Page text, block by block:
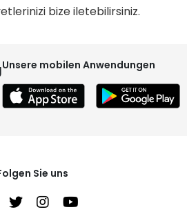
bize iletebilirsiniz.
Unsere mobilen Anwendungen
Sie uns